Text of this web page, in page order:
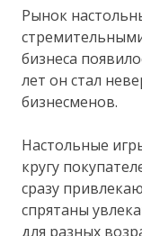
Рынок
бизнеса
лет он стал
бизнесменов.
Настольные
кругу
сразу
спрятаны
для разных